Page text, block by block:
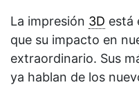
La impresión 3D está
que su impacto en
extraordinario. Sus
ya hablan de los